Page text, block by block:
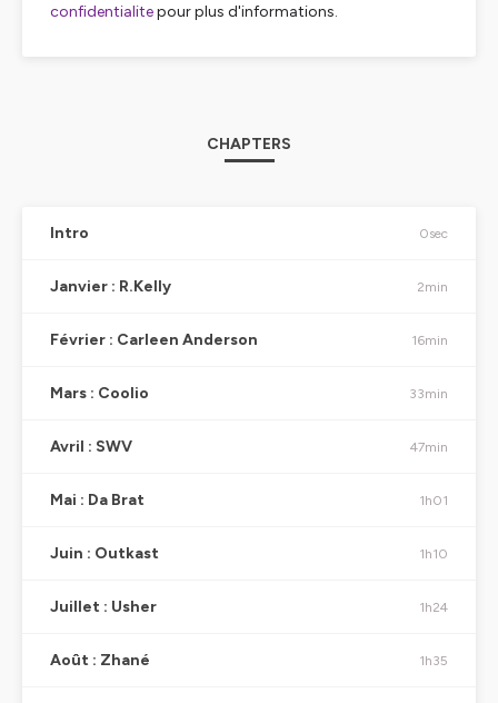
confidentialitepour plus d'informations.
CHAPTERS
Intro 0sec
Janvier : R.Kelly 2min
Février : Carleen Anderson 16min
Mars : Coolio 33min
Avril : SWV 47min
Mai : Da Brat 1h01
Juin : Outkast 1h10
Juillet : Usher 1h24
Août : Zhané 1h35